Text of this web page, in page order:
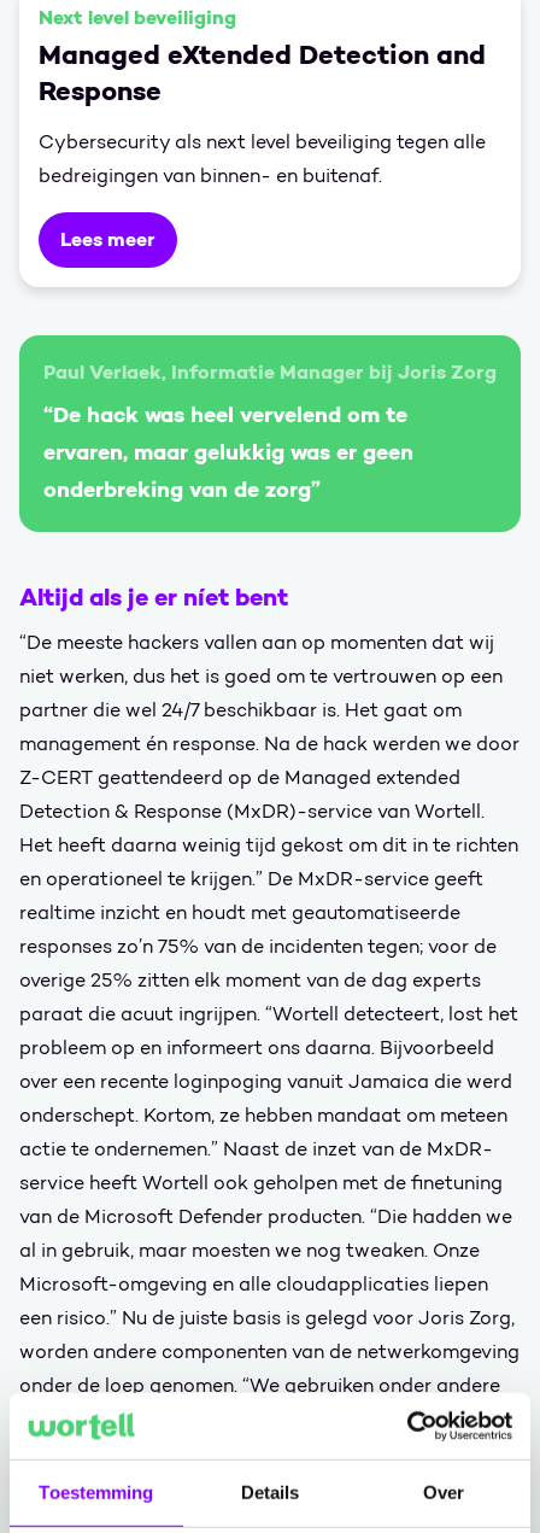
Toestemming Details Over
Next level beveiliging
Managed eXtended Detection and
Response
Cybersecurity als next level beveiliging tegen alle
bedreigingen van binnen- en buitenaf.
Lees meer
Paul Verlaek, Informatie Manager bij Joris Zorg
“De hack was heel vervelend om te
ervaren, maar gelukkig was er geen
onderbreking van de zorg”
Altijd als je er níet bent
“De meeste hackers vallen aan op momenten dat wij
niet werken, dus het is goed om te vertrouwen op een
partner die wel 24/7 beschikbaar is. Het gaat om
management én response. Na de hack werden we door
Z-CERT geattendeerd op de Managed extended
Detection & Response (MxDR)-service van Wortell.
Het heeft daarna weinig tijd gekost om dit in te richten
en operationeel te krijgen.” De MxDR-service geeft
realtime inzicht en houdt met geautomatiseerde
responses zo’n 75% van de incidenten tegen; voor de
overige 25% zitten elk moment van de dag experts
paraat die acuut ingrijpen. “Wortell detecteert, lost het
probleem op en informeert ons daarna. Bijvoorbeeld
over een recente loginpoging vanuit Jamaica die werd
onderschept. Kortom, ze hebben mandaat om meteen
actie te ondernemen.” Naast de inzet van de MxDR-
service heeft Wortell ook geholpen met de finetuning
van de Microsoft Defender producten. “Die hadden we
al in gebruik, maar moesten we nog tweaken. Onze
Microsoft-omgeving en alle cloudapplicaties liepen
een risico.” Nu de juiste basis is gelegd voor Joris Zorg,
worden andere componenten van de netwerkomgeving
onder de loep genomen. “We gebruiken onder andere
slimme camera’s om de cliënten te monitoren, mochten
informatie en daarvoor willen we dezelfde MxDR-
service inzetten. Zo voelen we ons veiliger dan met